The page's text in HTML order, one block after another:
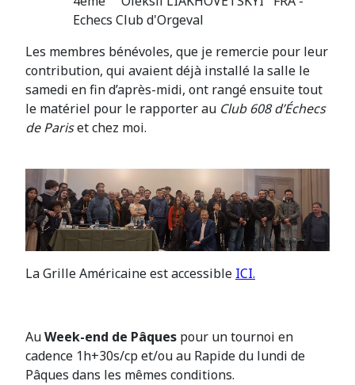
Echecs Club d'Orgeval
Les membres bénévoles, que je remercie pour leur
contribution, qui avaient déjà installé la salle le
samedi en fin d’après-midi, ont rangé ensuite tout
le matériel pour le rapporter au Club 608 d’Échecs
de Pariset chez moi.
La Grille Américaine est accessible ICI.
AuWeek-end de Pâques pour un tournoi en
cadence 1h+30s/cp et/ou au Rapide du lundi de
Pâques dans les mêmes conditions.